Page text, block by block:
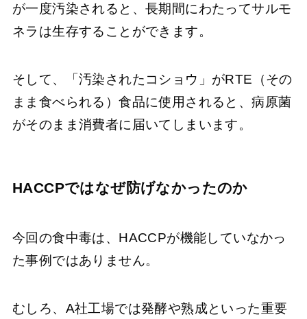
が一度汚染されると、長期間にわたってサルモ
ネラは生存することができます。
そして、「汚染されたコショウ」がRTE（その
まま食べられる）食品に使用されると、病原菌
がそのまま消費者に届いてしまいます。
HACCPではなぜ防げなかったのか
今回の食中毒は、HACCPが機能していなかっ
た事例ではありません。
むしろ、A社工場では発酵や熟成といった重要